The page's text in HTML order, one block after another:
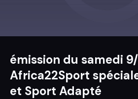
émission du samedi
Africa22Sport
et Sport Adapté